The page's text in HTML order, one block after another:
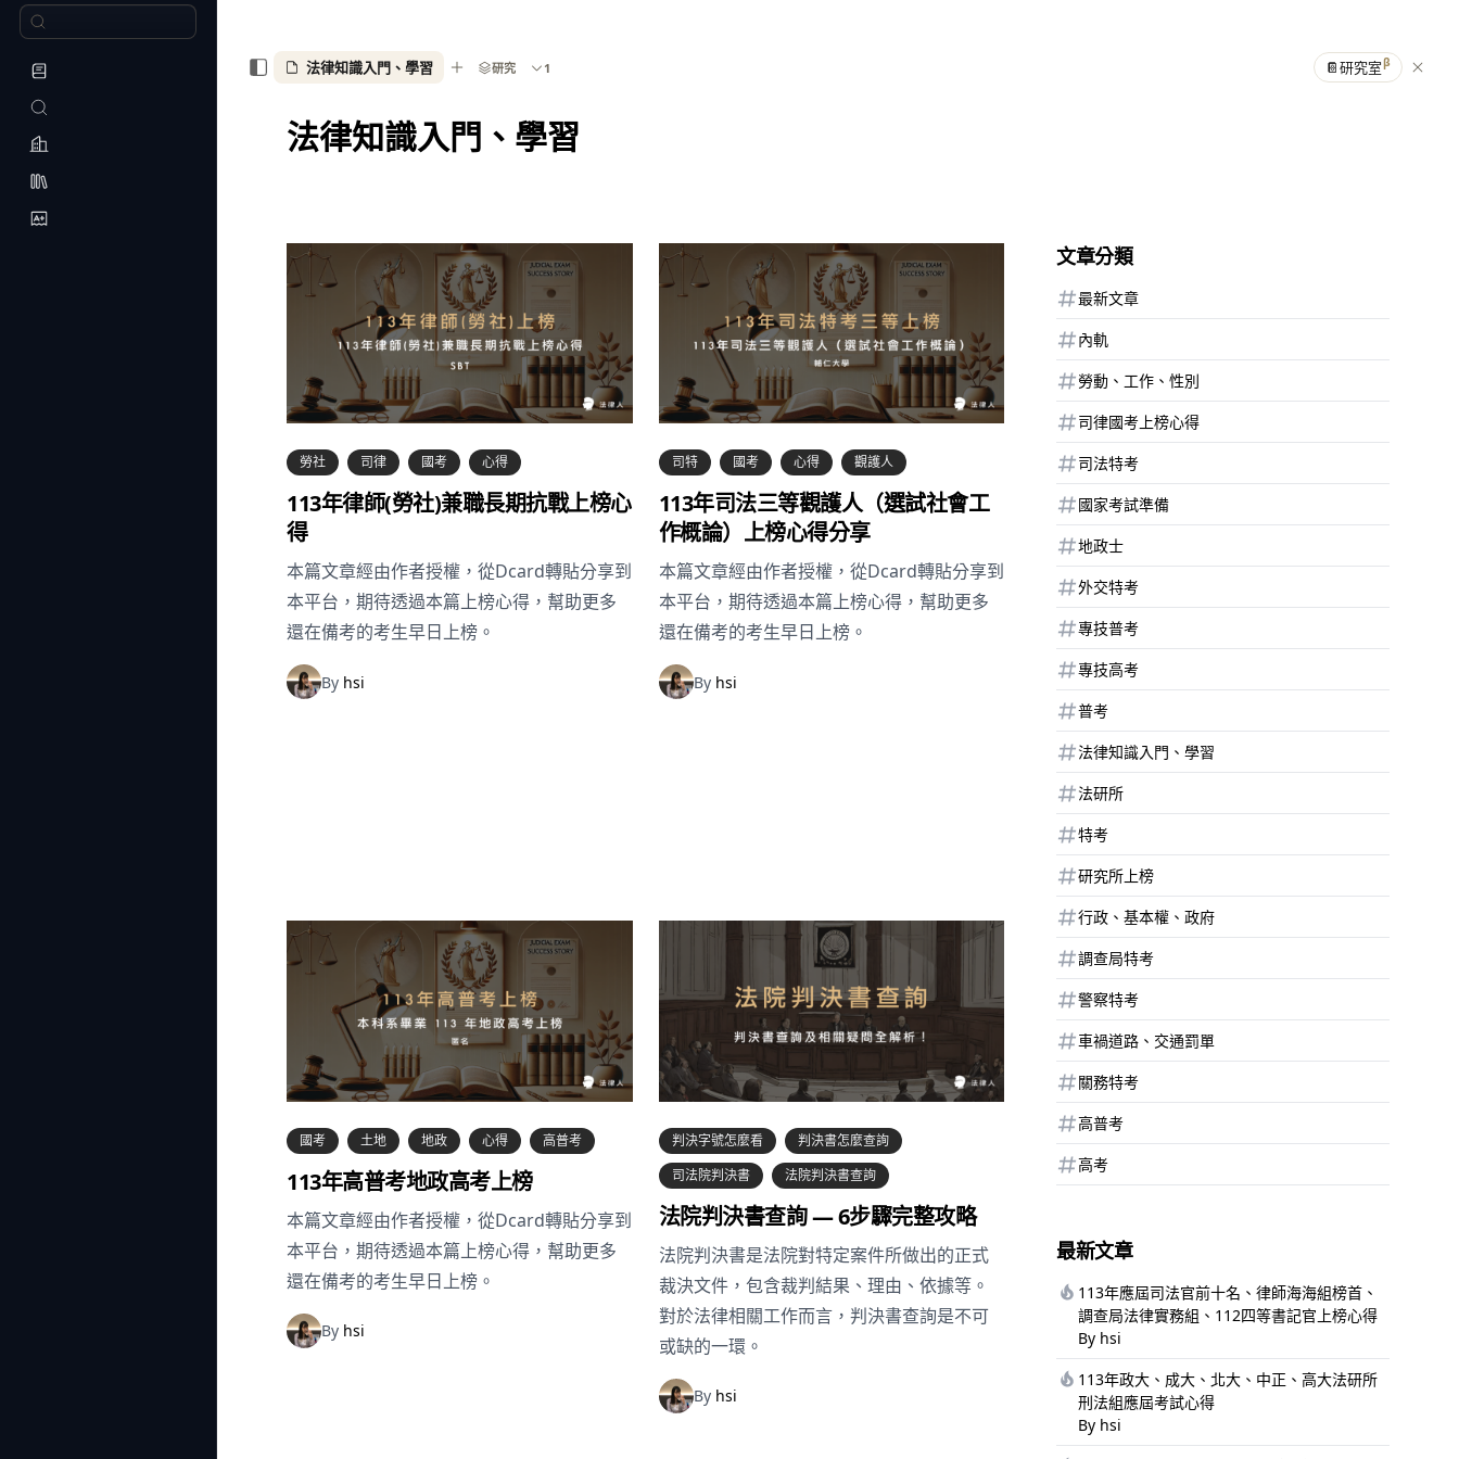
法律知識入門、學習
勞社 司律 國考 心得
113年律師(勞社)兼職長期抗戰上榜心
得
本篇文章經由作者授權，從Dcard轉貼分享到
本平台，期待透過本篇上榜心得，幫助更多
還在備考的考生早日上榜。
By hsi
司特 國考 心得 觀護人
113年司法三等觀護人（選試社會工
作概論）上榜心得分享
本篇文章經由作者授權，從Dcard轉貼分享到
本平台，期待透過本篇上榜心得，幫助更多
還在備考的考生早日上榜。
By hsi
國考 土地 地政 心得 高普考
113年高普考地政高考上榜
本篇文章經由作者授權，從Dcard轉貼分享到
本平台，期待透過本篇上榜心得，幫助更多
還在備考的考生早日上榜。
By hsi
判決字號怎麼看
判決書怎麼查詢
司法院判決書
法院判決書查詢
法院判決書查詢 — 6步驟完整攻略
法院判決書是法院對特定案件所做出的正式
裁決文件，包含裁判結果、理由、依據等。
對於法律相關工作而言，判決書查詢是不可
或缺的一環。
By hsi
文章分類
最新文章
內軌
勞動、工作、性別
司律國考上榜心得
司法特考
國家考試準備
地政士
外交特考
專技普考
專技高考
普考
法律知識入門、學習
法研所
特考
研究所上榜
行政、基本權、政府
調查局特考
警察特考
車禍道路、交通罰單
關務特考
高普考
高考
最新文章
113年應屆司法官前十名、律師海海組榜首、
調查局法律實務組、112四等書記官上榜心得
By hsi
113年政大、成大、北大、中正、高大法研所
刑法組應屆考試心得
By hsi
法律知識入門、學習 研究 1 📔研究室β